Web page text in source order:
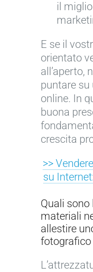
il
E se il
orientato
all’aperto,
puntare su
online. In
buona
crescita
>>
su
Quali sono
materiali
allestire
fotografico